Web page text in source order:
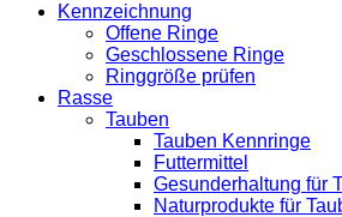
Kennzeichnung
Offene Ringe
Geschlossene Ringe
Ringgröße prüfen
Rasse
Tauben
Tauben Kennringe
Futtermittel
Gesunderhaltung für
Naturprodukte für